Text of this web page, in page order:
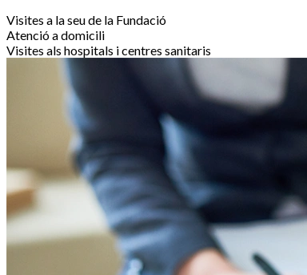
Visites a la seu de la Fundació
Atenció a domicili
Visites als hospitals i centres sanitaris